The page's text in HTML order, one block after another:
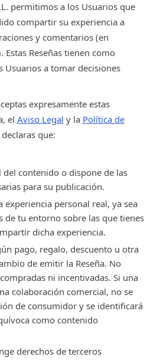
permitimos a los Usuarios que
compartir su experiencia a
y comentarios (en
Estas Reseñas tienen como
a tomar decisiones
expresamente estas
el Aviso Legal y la Política de
que:
contenido o dispone de las
para su publicación.
experiencia personal real, ya sea
de tu entorno sobre las que tienes
dicha experiencia.
pago, regalo, descuento u otra
de emitir la Reseña. No
ni incentivadas. Si una
colaboración comercial, no se
de consumidor y se identificará
como contenido
derechos de terceros